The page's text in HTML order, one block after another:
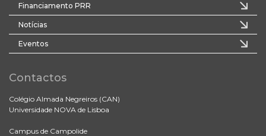
Financiamento PRR
Notícias
Eventos
Contactos
Colégio Almada Negreiros (CAN)
Universidade NOVA de Lisboa
Campus de Campolide